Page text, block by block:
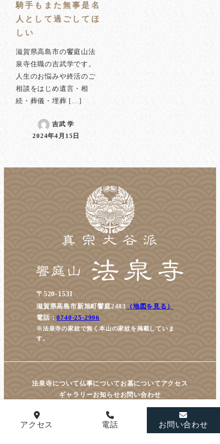
騎手もまた無事是名
人として過ごしてほ
しい
滋賀県高島市の饗庭山法
泉寺住職の吉武学です。
人生のお悩みや終活のご
相談をはじめ遺言・相
続・葬儀・埋葬 […]
吉武 学
投稿日
2024年4月15日
〒520-1531
滋賀県高島市新旭町饗庭2483
（地図を見る）
電話：0740-25-2996
※法泉寺の家紋で無く本山の家紋を掲載していま
す。
法泉寺について仏事について お墓について アクセス
ギャラリーお知らせお問い合わせ
© housenji All Rights Reserved.
アクセス 電話 お問い合わせ